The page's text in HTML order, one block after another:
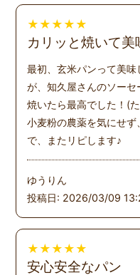
★ ★ ★ ★ ★
カリッと焼いて美
最初、玄米パンって美
が、知久屋さんのソー
焼いたら最高でした！(
小麦粉の農薬を気にせ
で、またリピします♪
ゆうりん
投稿日: 2026/03/09
★ ★ ★ ★ ★
安心安全なパン